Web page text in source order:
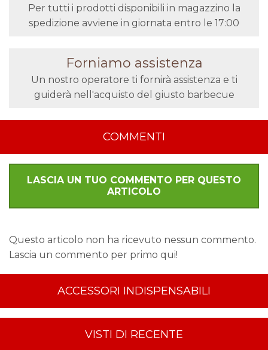
Per tutti i prodotti disponibili in magazzino la
spedizione avviene in giornata entro le 17:00
Forniamo assistenza
Un nostro operatore ti fornirà assistenza e ti
guiderà nell'acquisto del giusto barbecue
COMMENTI
LASCIA UN TUO COMMENTO PER QUESTO
ARTICOLO
Questo articolo non ha ricevuto nessun commento.
Lascia un commento per primo qui!
ACCESSORI INDISPENSABILI
VISTI DI RECENTE